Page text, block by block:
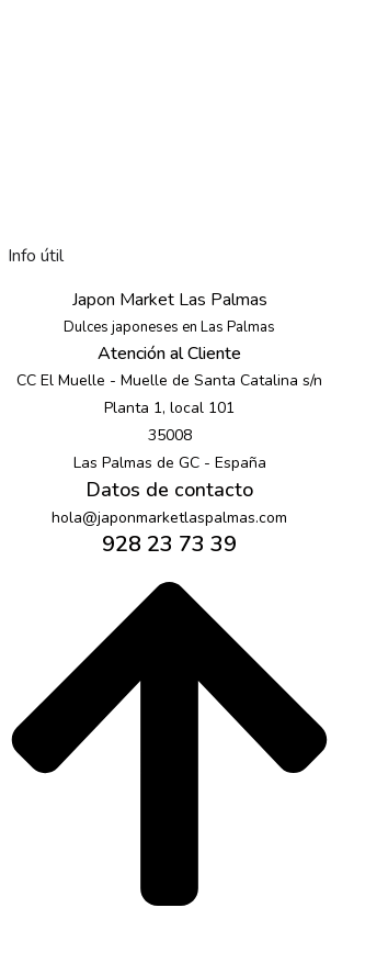
Info útil
Japon Market Las Palmas
Dulces japoneses en Las Palmas
Atención al Cliente
CC El Muelle - Muelle de Santa Catalina s/n
Planta 1, local 101
35008
Las Palmas de GC - España
Datos de contacto
hola@japonmarketlaspalmas.com
928 23 73 39